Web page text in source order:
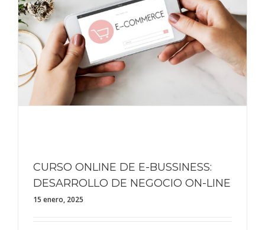
CURSO ONLINE DE E-BUSSINESS:
DESARROLLO DE NEGOCIO ON-LINE
15 enero, 2025